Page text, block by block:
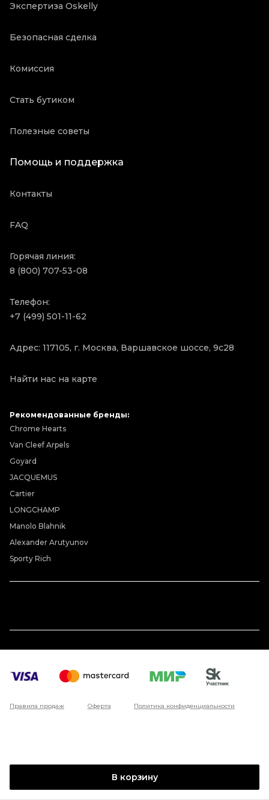
В корзину
Экспертиза Oskelly
Безопасная сделка
Комиссия
Стать бутиком
Полезные советы
Помощь и поддержка
Контакты
FAQ
Горячая линия:
8 (800) 707-53-08
Телефон:
+7 (499) 501-11-62
Адрес: 117105, г. Москва, Варшавское шоссе, 9с28
Найти нас на карте
Рекомендованные бренды:
Chrome Hearts
Van Cleef Arpels
Goyard
JACQUEMUS
Cartier
LONGCHAMP
Manolo Blahnik
Alexander Arutyunov
Sporty Rich
Правила продаж Оферта Политика конфиденциальности